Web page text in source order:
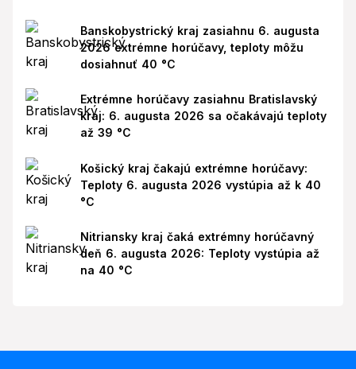
Banskobystrický kraj zasiahnu 6. augusta
2026 extrémne horúčavy, teploty môžu
dosiahnuť 40 °C
Extrémne horúčavy zasiahnu Bratislavský
kraj: 6. augusta 2026 sa očakávajú teploty
až 39 °C
Košický kraj čakajú extrémne horúčavy:
Teploty 6. augusta 2026 vystúpia až k 40
°C
Nitriansky kraj čaká extrémny horúčavný
deň 6. augusta 2026: Teploty vystúpia až
na 40 °C